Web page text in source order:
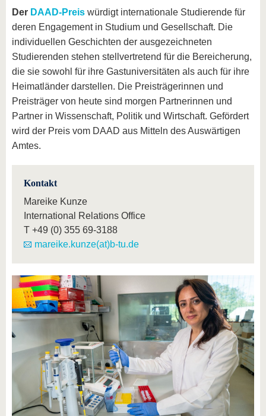
Der DAAD-Preis würdigt internationale Studierende für
deren Engagement in Studium und Gesellschaft. Die
individuellen Geschichten der ausgezeichneten
Studierenden stehen stellvertretend für die Bereicherung,
die sie sowohl für ihre Gastuniversitäten als auch für ihre
Heimatländer darstellen. Die Preisträgerinnen und
Preisträger von heute sind morgen Partnerinnen und
Partner in Wissenschaft, Politik und Wirtschaft. Gefördert
wird der Preis vom DAAD aus Mitteln des Auswärtigen
Amtes.
Kontakt
Mareike Kunze
International Relations Office
T +49 (0) 355 69-3188
mareike.kunze(at)b-tu.de